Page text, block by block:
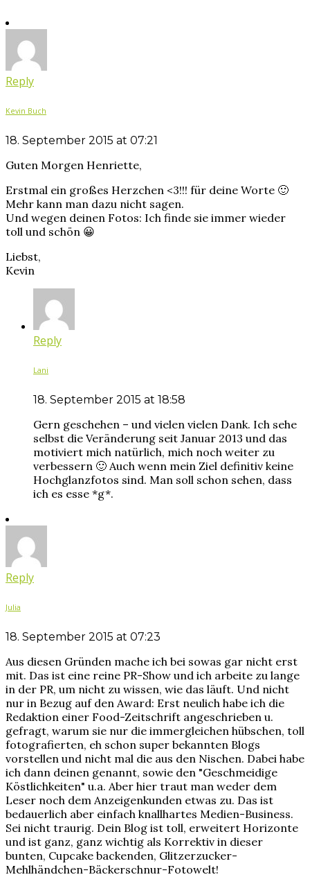
Reply
Kevin Buch
18. September 2015 at 07:21
Guten Morgen Henriette,
Erstmal ein großes Herzchen <3!!! für deine Worte 🙂
Mehr kann man dazu nicht sagen.
Und wegen deinen Fotos: Ich finde sie immer wieder
toll und schön 😀
Liebst,
Kevin
Reply
Lani
18. September 2015 at 18:58
Gern geschehen – und vielen vielen Dank. Ich sehe
selbst die Veränderung seit Januar 2013 und das
motiviert mich natürlich, mich noch weiter zu
verbessern 🙂 Auch wenn mein Ziel definitiv keine
Hochglanzfotos sind. Man soll schon sehen, dass
ich es esse *g*.
Reply
Julia
18. September 2015 at 07:23
Aus diesen Gründen mache ich bei sowas gar nicht erst
mit. Das ist eine reine PR-Show und ich arbeite zu lange
in der PR, um nicht zu wissen, wie das läuft. Und nicht
nur in Bezug auf den Award: Erst neulich habe ich die
Redaktion einer Food-Zeitschrift angeschrieben u.
gefragt, warum sie nur die immergleichen hübschen, toll
fotografierten, eh schon super bekannten Blogs
vorstellen und nicht mal die aus den Nischen. Dabei habe
ich dann deinen genannt, sowie den "Geschmeidige
Köstlichkeiten" u.a. Aber hier traut man weder dem
Leser noch dem Anzeigenkunden etwas zu. Das ist
bedauerlich aber einfach knallhartes Medien-Business.
Sei nicht traurig. Dein Blog ist toll, erweitert Horizonte
und ist ganz, ganz wichtig als Korrektiv in dieser
bunten, Cupcake backenden, Glitzerzucker-
Mehlhändchen-Bäckerschnur-Fotowelt!